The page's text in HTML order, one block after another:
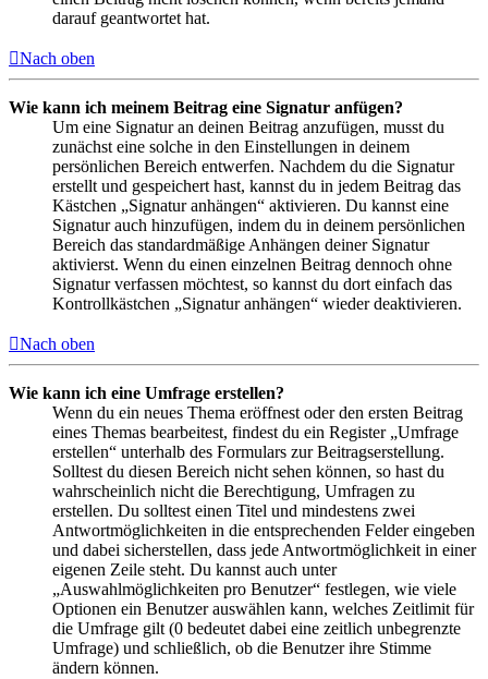
darauf geantwortet hat.
Nach oben
Wie kann ich meinem Beitrag eine Signatur anfügen?
Um eine Signatur an deinen Beitrag anzufügen, musst du
zunächst eine solche in den Einstellungen in deinem
persönlichen Bereich entwerfen. Nachdem du die Signatur
erstellt und gespeichert hast, kannst du in jedem Beitrag das
Kästchen „Signatur anhängen“ aktivieren. Du kannst eine
Signatur auch hinzufügen, indem du in deinem persönlichen
Bereich das standardmäßige Anhängen deiner Signatur
aktivierst. Wenn du einen einzelnen Beitrag dennoch ohne
Signatur verfassen möchtest, so kannst du dort einfach das
Kontrollkästchen „Signatur anhängen“ wieder deaktivieren.
Nach oben
Wie kann ich eine Umfrage erstellen?
Wenn du ein neues Thema eröffnest oder den ersten Beitrag
eines Themas bearbeitest, findest du ein Register „Umfrage
erstellen“ unterhalb des Formulars zur Beitragserstellung.
Solltest du diesen Bereich nicht sehen können, so hast du
wahrscheinlich nicht die Berechtigung, Umfragen zu
erstellen. Du solltest einen Titel und mindestens zwei
Antwortmöglichkeiten in die entsprechenden Felder eingeben
und dabei sicherstellen, dass jede Antwortmöglichkeit in einer
eigenen Zeile steht. Du kannst auch unter
„Auswahlmöglichkeiten pro Benutzer“ festlegen, wie viele
Optionen ein Benutzer auswählen kann, welches Zeitlimit für
die Umfrage gilt (0 bedeutet dabei eine zeitlich unbegrenzte
Umfrage) und schließlich, ob die Benutzer ihre Stimme
ändern können.